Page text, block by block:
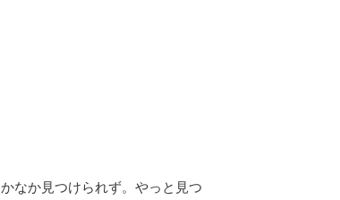
なか見つけられず。やっと見つ